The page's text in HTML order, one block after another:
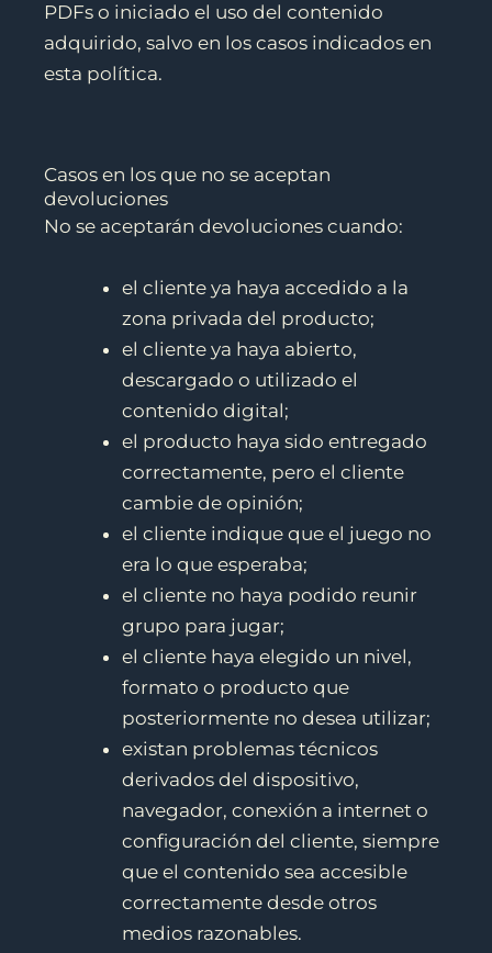
PDFs o iniciado el uso del contenido
adquirido, salvo en los casos indicados en
esta política.
Casos en los que no se aceptan
devoluciones
No se aceptarán devoluciones cuando:
el cliente ya haya accedido a la
zona privada del producto;
el cliente ya haya abierto,
descargado o utilizado el
contenido digital;
el producto haya sido entregado
correctamente, pero el cliente
cambie de opinión;
el cliente indique que el juego no
era lo que esperaba;
el cliente no haya podido reunir
grupo para jugar;
el cliente haya elegido un nivel,
formato o producto que
posteriormente no desea utilizar;
existan problemas técnicos
derivados del dispositivo,
navegador, conexión a internet o
configuración del cliente, siempre
que el contenido sea accesible
correctamente desde otros
medios razonables.